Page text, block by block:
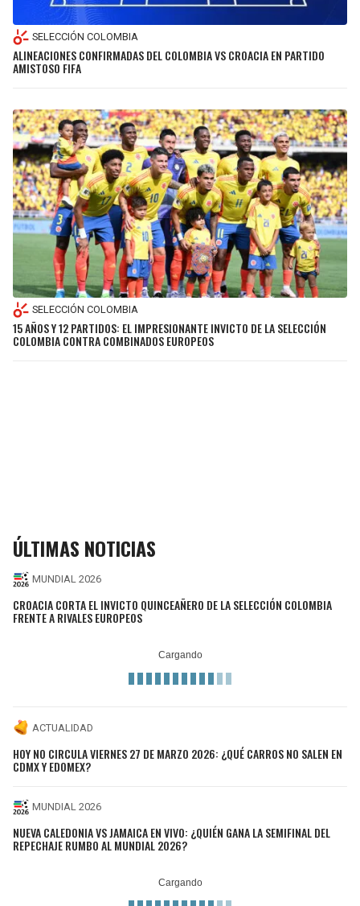
SELECCIÓN COLOMBIA
ALINEACIONES CONFIRMADAS DEL COLOMBIA VS CROACIA EN PARTIDO
AMISTOSO FIFA
SELECCIÓN COLOMBIA
15 AÑOS Y 12 PARTIDOS: EL IMPRESIONANTE INVICTO DE LA SELECCIÓN
COLOMBIA CONTRA COMBINADOS EUROPEOS
ÚLTIMAS NOTICIAS
MUNDIAL 2026
CROACIA CORTA EL INVICTO QUINCEAÑERO DE LA SELECCIÓN COLOMBIA
FRENTE A RIVALES EUROPEOS
ACTUALIDAD
HOY NO CIRCULA VIERNES 27 DE MARZO 2026: ¿QUÉ CARROS NO SALEN EN
CDMX Y EDOMEX?
MUNDIAL 2026
NUEVA CALEDONIA VS JAMAICA EN VIVO: ¿QUIÉN GANA LA SEMIFINAL DEL
REPECHAJE RUMBO AL MUNDIAL 2026?